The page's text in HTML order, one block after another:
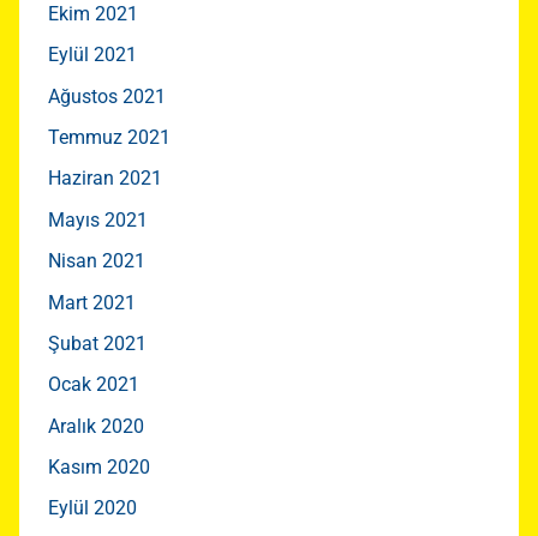
Ekim 2021
Eylül 2021
Ağustos 2021
Temmuz 2021
Haziran 2021
Mayıs 2021
Nisan 2021
Mart 2021
Şubat 2021
Ocak 2021
Aralık 2020
Kasım 2020
Eylül 2020